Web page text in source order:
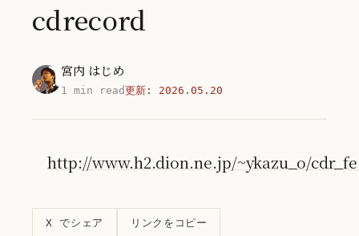
cdrecord
宮内 はじめ
1 min read更新: 2026.05.20
http://www.h2.dion.ne.jp/~ykazu_o/
X でシェア リンクをコピー